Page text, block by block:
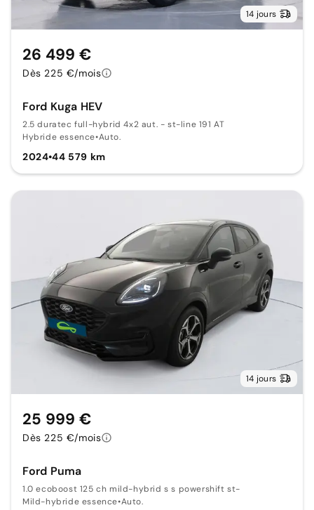
14 jours
Ford Kuga HEV
2.5 duratec full-hybrid 4x2 aut. - st-line 191 AT
Hybride essence•Auto.
2024•44 579 km
26 499 €
Dès 225 €/mois
14 jours
Ford Puma
1.0 ecoboost 125 ch mild-hybrid s s powershift st-
Mild-hybride essence•Auto.
25 999 €
Dès 225 €/mois